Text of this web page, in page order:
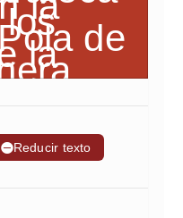
➖Reducir texto